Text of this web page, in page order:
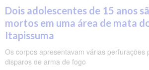
Dois adolescentes de 15 anos
mortos em uma área de mata
Itapissuma
Os corpos apresentavam várias perfurações
disparos de arma de fogo